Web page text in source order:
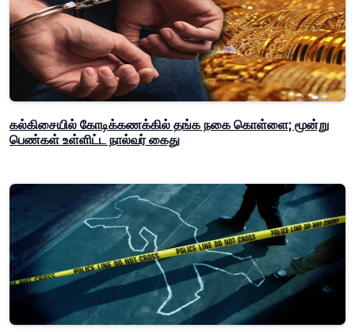
கல்கிசையில் கோடிக்கணக்கில் தங்க நகை கொள்ளை; மூன்று
பெண்கள் உள்ளிட்ட நால்வர் கைது